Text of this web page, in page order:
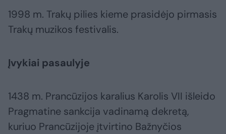
1998 m. Trakų pilies kieme prasidėjo pirmasis
Trakų muzikos festivalis.
Įvykiai pasaulyje
1438 m. Prancūzijos karalius Karolis VII išleido
Pragmatine sankcija vadinamą dekretą,
kuriuo Prancūzijoje įtvirtino Bažnyčios